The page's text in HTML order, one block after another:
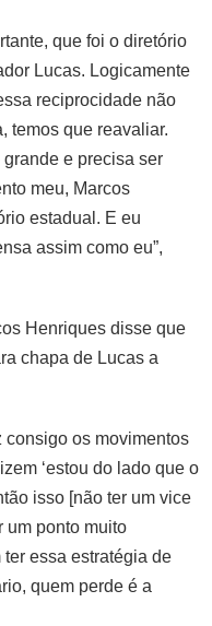
que foi o diretório
Lucas. Logicamente
reciprocidade não
temos que reavaliar.
e precisa ser
meu, Marcos
estadual. E eu
assim como eu”,
Henriques disse que
chapa de Lucas a
consigo os movimentos
‘estou do lado que o
isso [não ter um vice
um ponto muito
essa estratégia de
quem perde é a